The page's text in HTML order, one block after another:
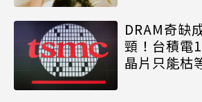
DRAM奇缺
頸！台積電
晶片只能枯